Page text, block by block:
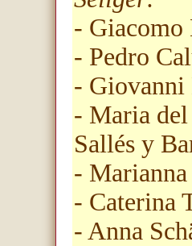
- Giacomo
- Pedro
- Giovanni
- Maria
Sallés y
- Marianna
- Caterina
- Anna